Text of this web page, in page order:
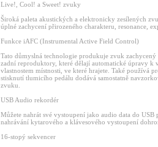
Live!, Cool! a Sweet! zvuky
Široká paleta akustických a elektronicky zesílených
úplné zachycení přirozeného charakteru, resonance,
Funkce iAFC (Instrumental Active Field Control)
Tato důmyslná technologie produkuje zvuk
zadní reproduktory, které dělají automatické úpravy
vlastnostem místnosti, ve které hrajete. Také používá
stisknutí tlumicího pedálu dodává samostatně
zvuku.
USB Audio rekordér
Můžete nahrát své vystoupení jako audio data do
nahrávání kytarového a klávesového vystoupení
16-stopý sekvencer